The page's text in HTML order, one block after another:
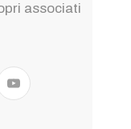
associati